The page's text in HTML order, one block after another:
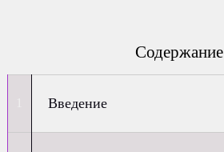
Содержание
Введение